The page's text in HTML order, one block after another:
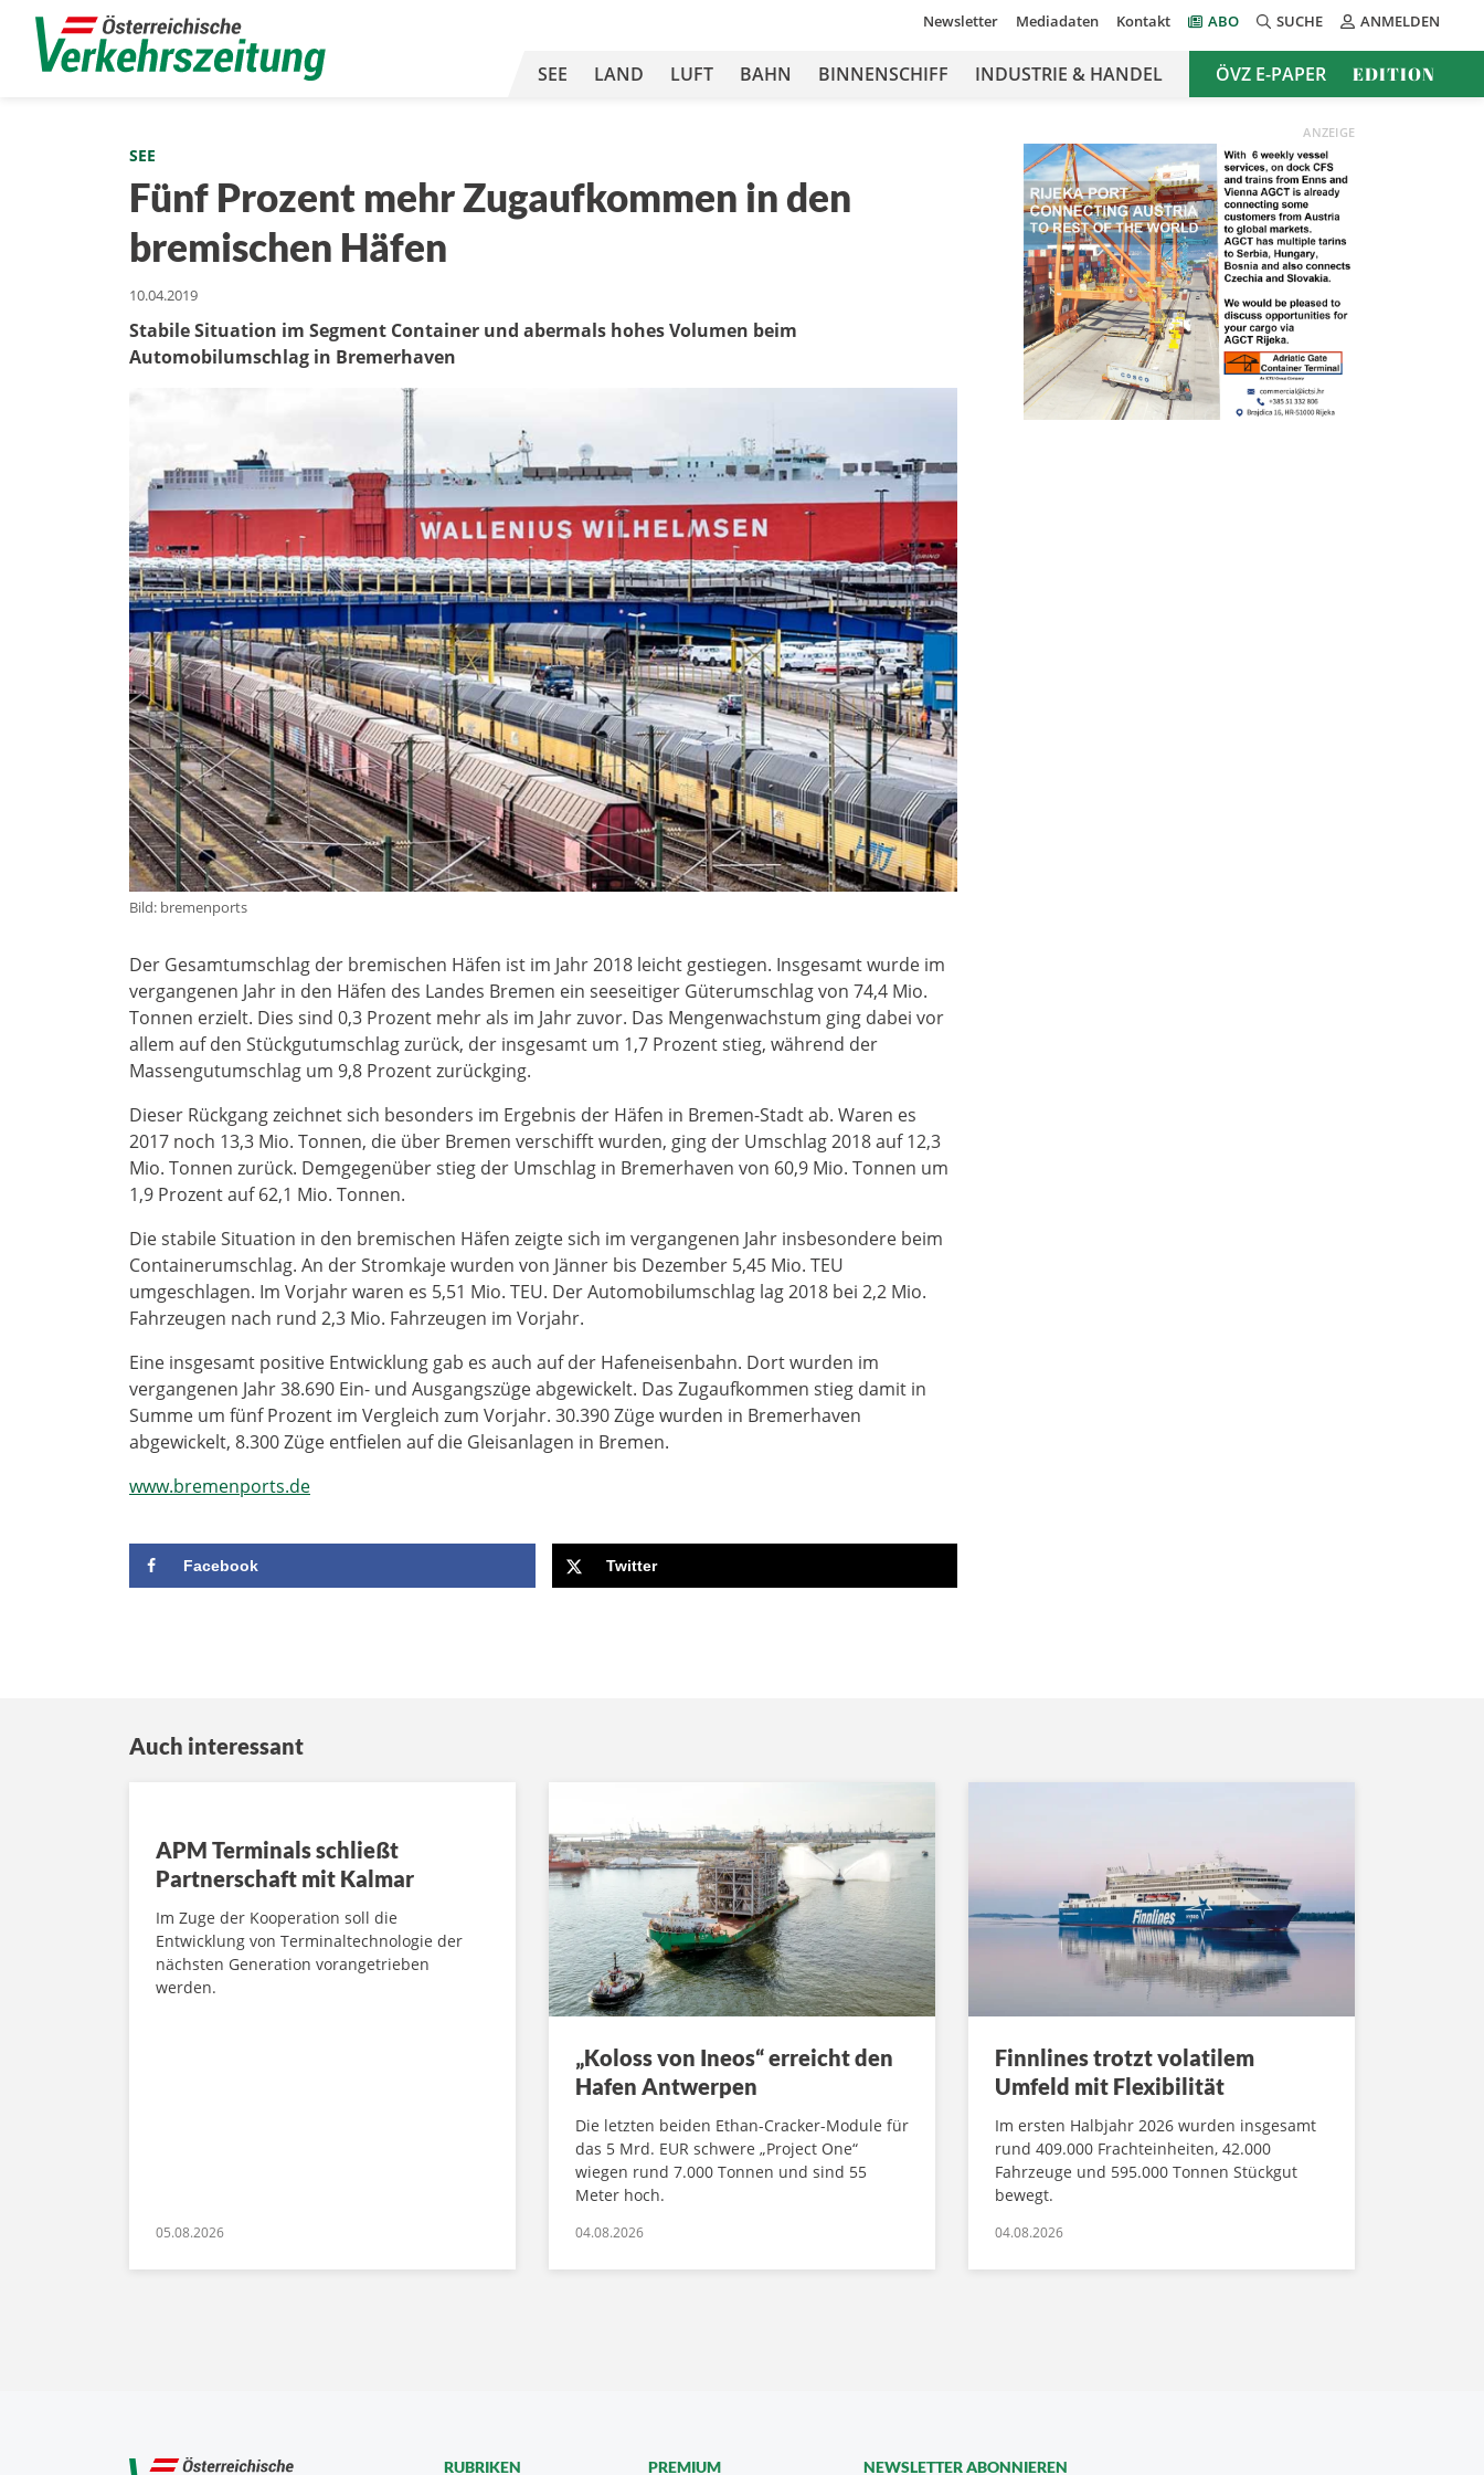
Newsletter Mediadaten Kontakt ABO SUCHE ANMELDEN
SEE LAND LUFT BAHN BINNENSCHIFF INDUSTRIE & HANDEL ÖVZ E-PAPER EDITION
SEE
Fünf Prozent mehr Zugaufkommen in den
bremischen Häfen
10.04.2019
Stabile Situation im Segment Container und abermals hohes Volumen beim
Automobilumschlag in Bremerhaven
Bild: bremenports
Der Gesamtumschlag der bremischen Häfen ist im Jahr 2018 leicht gestiegen. Insgesamt wurde im
vergangenen Jahr in den Häfen des Landes Bremen ein seeseitiger Güterumschlag von 74,4 Mio.
Tonnen erzielt. Dies sind 0,3 Prozent mehr als im Jahr zuvor. Das Mengenwachstum ging dabei vor
allem auf den Stückgutumschlag zurück, der insgesamt um 1,7 Prozent stieg, während der
Massengutumschlag um 9,8 Prozent zurückging.
Dieser Rückgang zeichnet sich besonders im Ergebnis der Häfen in Bremen-Stadt ab. Waren es
2017 noch 13,3 Mio. Tonnen, die über Bremen verschifft wurden, ging der Umschlag 2018 auf 12,3
Mio. Tonnen zurück. Demgegenüber stieg der Umschlag in Bremerhaven von 60,9 Mio. Tonnen um
1,9 Prozent auf 62,1 Mio. Tonnen.
Die stabile Situation in den bremischen Häfen zeigte sich im vergangenen Jahr insbesondere beim
Containerumschlag. An der Stromkaje wurden von Jänner bis Dezember 5,45 Mio. TEU
umgeschlagen. Im Vorjahr waren es 5,51 Mio. TEU. Der Automobilumschlag lag 2018 bei 2,2 Mio.
Fahrzeugen nach rund 2,3 Mio. Fahrzeugen im Vorjahr.
Eine insgesamt positive Entwicklung gab es auch auf der Hafeneisenbahn. Dort wurden im
vergangenen Jahr 38.690 Ein- und Ausgangszüge abgewickelt. Das Zugaufkommen stieg damit in
Summe um fünf Prozent im Vergleich zum Vorjahr. 30.390 Züge wurden in Bremerhaven
abgewickelt, 8.300 Züge entfielen auf die Gleisanlagen in Bremen.
www.bremenports.de
Facebook Twitter
ANZEIGE
Auch interessant
APM Terminals schließt
Partnerschaft mit Kalmar
Im Zuge der Kooperation soll die
Entwicklung von Terminaltechnologie der
nächsten Generation vorangetrieben
werden.
05.08.2026
„Koloss von Ineos“ erreicht den
Hafen Antwerpen
Die letzten beiden Ethan-Cracker-Module für
das 5 Mrd. EUR schwere „Project One“
wiegen rund 7.000 Tonnen und sind 55
Meter hoch.
04.08.2026
Finnlines trotzt volatilem
Umfeld mit Flexibilität
Im ersten Halbjahr 2026 wurden insgesamt
rund 409.000 Frachteinheiten, 42.000
Fahrzeuge und 595.000 Tonnen Stückgut
bewegt.
04.08.2026
NEWSLETTER ABONNIEREN
RUBRIKEN PREMIUM